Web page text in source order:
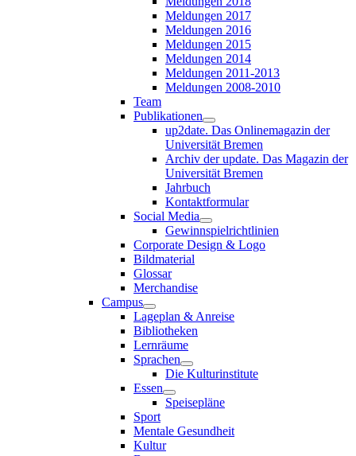
Meldungen 2017
Meldungen 2016
Meldungen 2015
Meldungen 2014
Meldungen 2011-2013
Meldungen 2008-2010
Team
Publikationen
up2date. Das Onlinemagazin der
Universität Bremen
Archiv der update. Das Magazin der
Universität Bremen
Jahrbuch
Kontaktformular
Social Media
Gewinnspielrichtlinien
Corporate Design & Logo
Bildmaterial
Glossar
Merchandise
Campus
Lageplan & Anreise
Bibliotheken
Lernräume
Sprachen
Die Kulturinstitute
Essen
Speisepläne
Sport
Mentale Gesundheit
Kultur